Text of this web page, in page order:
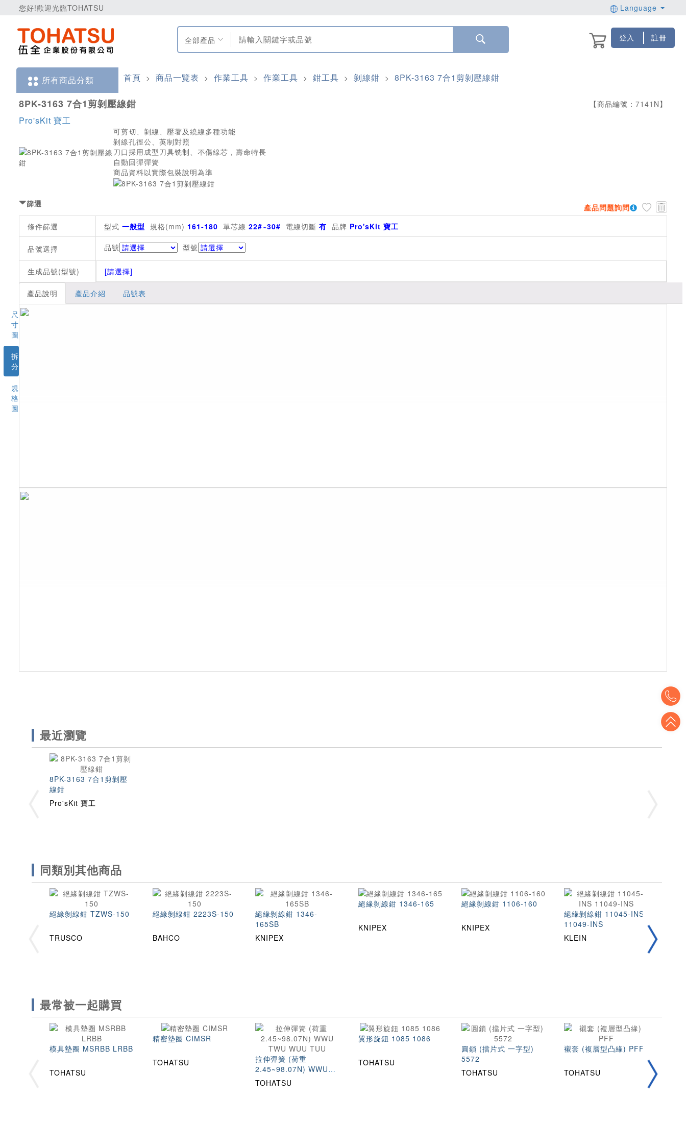
您好!歡迎光臨TOHATSU Language
全部產品 登入 註冊
所有商品分類 首頁 > 商品一覽表 > 作業工具 > 作業工具 > 鉗工具 > 剝線鉗 > 8PK-3163 7合1剪剝壓線鉗
8PK-3163 7合1剪剝壓線鉗 【商品編號： 7141 N 】
Pro'sKit 寶工
可剪切、剝線、壓著及繞線多種功能
剝線孔徑公、英制對照
刀口採用成型刀具铣制、不傷線芯，壽命特長
自動回彈彈簧
商品資料以實際包裝說明為準
篩選
產品問題詢問
條件篩選
型式 一般型 規格(mm) 161-180 單芯線 22#~30# 電線切斷 有 品牌 Pro'sKit 寶工
品號選擇 品號 型號
生成品號(型號) [請選擇]
產品說明 產品介紹 品號表
尺
寸
圖
拆
分
規
格
圖
最近瀏覽
8PK-3163 7合1剪剝壓
線鉗
Pro'sKit 寶工
同類別其他商品
絕緣剝線鉗 TZWS-150
TRUSCO
絕緣剝線鉗 2223S-150
BAHCO
絕緣剝線鉗 1346-
165SB
KNIPEX
絕緣剝線鉗 1346-165
KNIPEX
絕緣剝線鉗 1106-160
KNIPEX
絕緣剝線鉗 11045-INS
11049-INS
KLEIN
最常被一起購買
模具墊圈 MSRBB LRBB
TOHATSU
精密墊圈 CIMSR
TOHATSU
拉伸彈簧 (荷重
2.45~98.07N) WWU
TWU WUU TUU
TOHATSU
翼形旋鈕 1085 1086
TOHATSU
圓鎖 (擋片式 一字型)
5572
TOHATSU
襯套 (複層型凸緣) PFF
TOHATSU